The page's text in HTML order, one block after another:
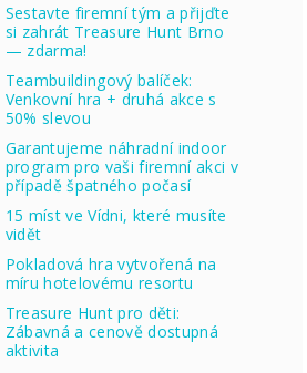
Sestavte firemní tým a přijďte
si zahrát Treasure Hunt Brno
— zdarma!
Teambuildingový balíček:
Venkovní hra + druhá akce s
50% slevou
Garantujeme náhradní indoor
program pro vaši firemní akci v
případě špatného počasí
15 míst ve Vídni, které musíte
vidět
Pokladová hra vytvořená na
míru hotelovému resortu
Treasure Hunt pro děti:
Zábavná a cenově dostupná
aktivita